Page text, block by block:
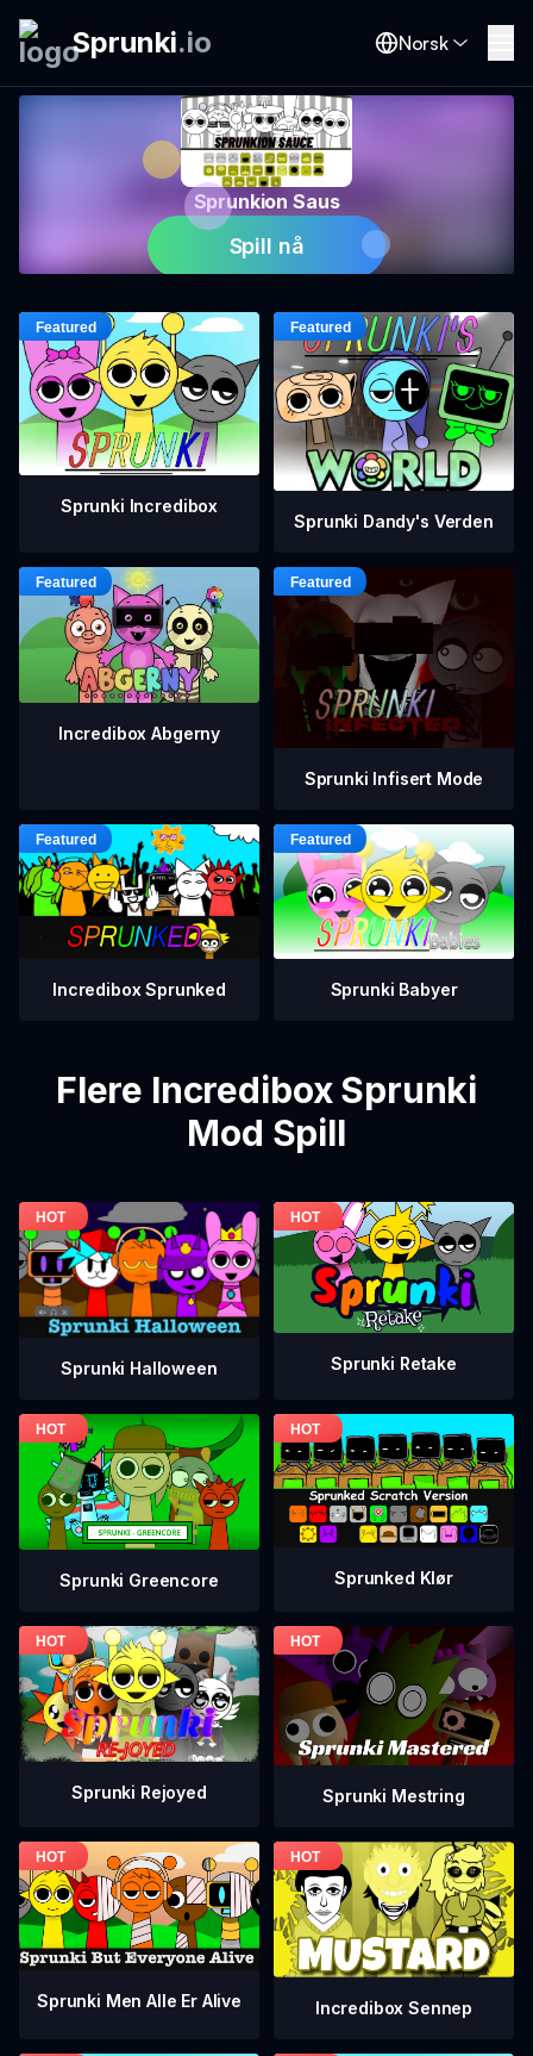
Sprunki.io Norsk
Sprunkion Saus
Spill nå
Sprunki Incredibox
Sprunki Dandy's Verden
Incredibox Abgerny
Sprunki Infisert Mode
Incredibox Sprunked Sprunki Babyer
Flere Incredibox Sprunki
Mod Spill
Sprunki Halloween Sprunki Retake
Sprunki Greencore Sprunked Klør
Sprunki Rejoyed Sprunki Mestring
Sprunki Men Alle Er Alive Incredibox Sennep